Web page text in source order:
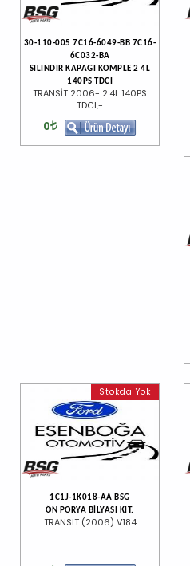
30-110-005 7C16-6049-BB 7C16-
6C032-BA
SILINDIR KAPAGI KOMPLE 2 4L
140PS TDCI
TRANSİT 2006- 2.4L 140PS
TDCI,-
0
Stokda Yok
1C1J-1K018-AA BSG
ÖN PORYA BİLYASI KIT.
TRANSIT (2006) V184